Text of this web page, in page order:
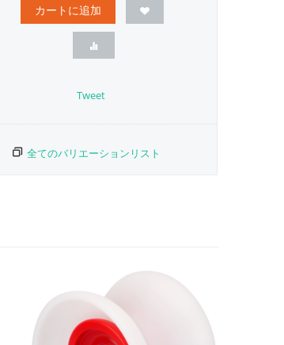
カートに追加
Tweet
全てのバリエーションリスト